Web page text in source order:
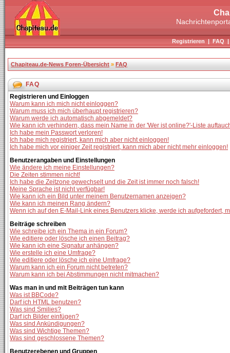
Registrieren|FAQ
Chapiteau.de-News Foren-Übersicht » FAQ
FAQ
Registrieren und Einloggen
Warum kann ich mich nicht einloggen?
Warum muss ich mich überhaupt registrieren?
Warum werde ich automatisch abgemeldet?
Wie kann ich verhindern, dass mein Name in der 'Wer ist online?'-Liste
Ich habe mein Passwort verloren!
Ich habe mich registriert, kann mich aber nicht einloggen!
Ich habe mich vor einiger Zeit registriert, kann mich aber nicht mehr einloggen!
Benutzerangaben und Einstellungen
Wie ändere ich meine Einstellungen?
Die Zeiten stimmen nicht!
Ich habe die Zeitzone gewechselt und die Zeit ist immer noch falsch!
Meine Sprache ist nicht verfügbar!
Wie kann ich ein Bild unter meinem Benutzernamen anzeigen?
Wie kann ich meinen Rang ändern?
Wenn ich auf den E-Mail-Link eines Benutzers klicke, werde ich aufgefordert,
Beiträge schreiben
Wie schreibe ich ein Thema in ein Forum?
Wie editiere oder lösche ich einen Beitrag?
Wie kann ich eine Signatur anhängen?
Wie erstelle ich eine Umfrage?
Wie editiere oder lösche ich eine Umfrage?
Warum kann ich ein Forum nicht betreten?
Warum kann ich bei Abstimmungen nicht mitmachen?
Was man in und mit Beiträgen tun kann
Was ist BBCode?
Darf ich HTML benutzen?
Was sind Smilies?
Darf ich Bilder einfügen?
Was sind Ankündigungen?
Was sind Wichtige Themen?
Was sind geschlossene Themen?
Benutzerebenen und Gruppen